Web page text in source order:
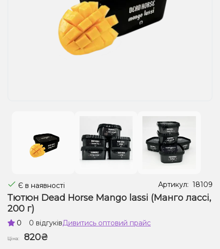
Рідини для електронних сигарет
Подарункові набори
Є в наявності Артикул: 18109
Тютюн Dead Horse Mango lassi (Манго лассі,
200 г)
0 0 відгуківДивитись оптовий прайс
Ціна:
820₴